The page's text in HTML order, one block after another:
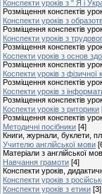
Конспекти уроків з " Я і
Розміщення конспектів
Конспекти уроків з
Розміщення конспектів
Конспекти уроків з
Розміщення конспектів
Коспекти уроків з основ
Розміщення конспектів
Коспекти уроків з фізичної
Розміщення конспектів
Коспекти уроків з
Розміщення конспектів
Коспекти уроків з риторики
Розміщення конспектів
Методичні посібники [4]
Книги, журнали, буклети,
Учителю англійської мови
Матеріали з англійської
Навчання грамоти [4]
Конспекти уроків,
Конспекти уроків з
Конспекти уроків з етики [3]